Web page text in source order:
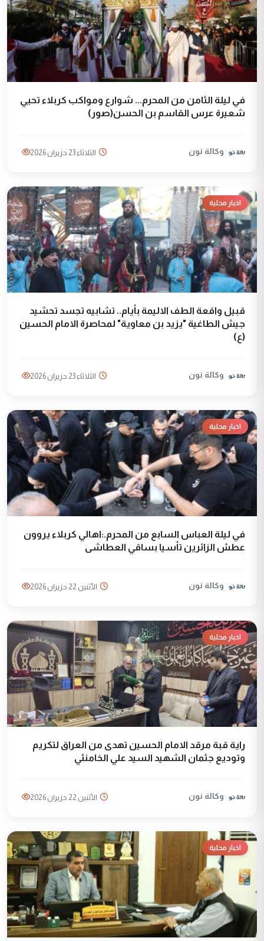
في ليلة الثامن من المحرم... شوارع ومواكب كربلاء تحيي
شعيرة عرس القاسم بن الحسن(صور)
وكالة نون الثلاثاء 23 حزيران 2026
اخبار محلية
قبيل واقعة الطف الاليمة بأيام.. تشابيه تجسد تحشيد
جيش الطاغية "يزيد بن معاوية" لمحاصرة الامام الحسين
(ع)
وكالة نون الثلاثاء 23 حزيران 2026
اخبار محلية
في ليلة العباس السابع من المحرم.:اهالي كربلاء يروون
عطش الزائرين تأسيا بساقي العطاشى
وكالة نون الأثنين 22 حزيران 2026
اخبار محلية
راية قبة مرقد الامام الحسين تهدى من العراق لتكريم
وتوديع جثمان الشهيد السيد علي الخامنئي
وكالة نون الأثنين 22 حزيران 2026
اخبار محلية